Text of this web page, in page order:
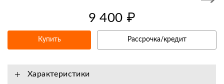
9 400 ₽
Купить Рассрочка/кредит
Характеристики